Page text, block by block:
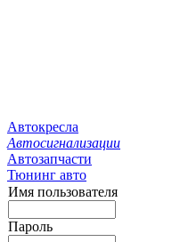
Автокресла
Автосигнализации
Автозапчасти
Тюнинг авто
Имя пользователя
Пароль